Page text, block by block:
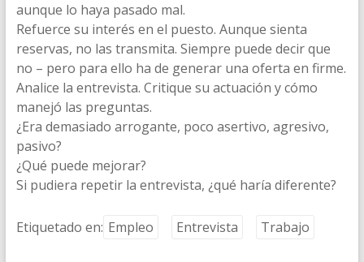
aunque lo haya pasado mal.
Refuerce su interés en el puesto. Aunque sienta
reservas, no las transmita. Siempre puede decir que
no – pero para ello ha de generar una oferta en firme.
Analice la entrevista. Critique su actuación y cómo
manejó las preguntas.
¿Era demasiado arrogante, poco asertivo, agresivo,
pasivo?
¿Qué puede mejorar?
Si pudiera repetir la entrevista, ¿qué haría diferente?
Etiquetado en: Empleo Entrevista Trabajo